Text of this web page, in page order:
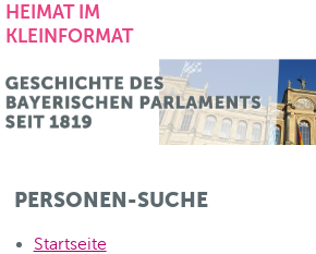
HEIMAT IM
KLEINFORMAT
PERSONEN-SUCHE
Startseite